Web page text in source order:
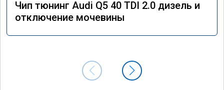
Чип тюнинг Audi Q5 40 TDI 2.0 дизель и
отключение мочевины